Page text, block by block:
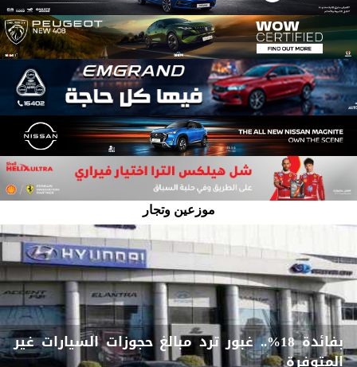
موزعين وتجار
بفائدة 18%.. غبور ترد مبالغ حجوزات السيارات غير